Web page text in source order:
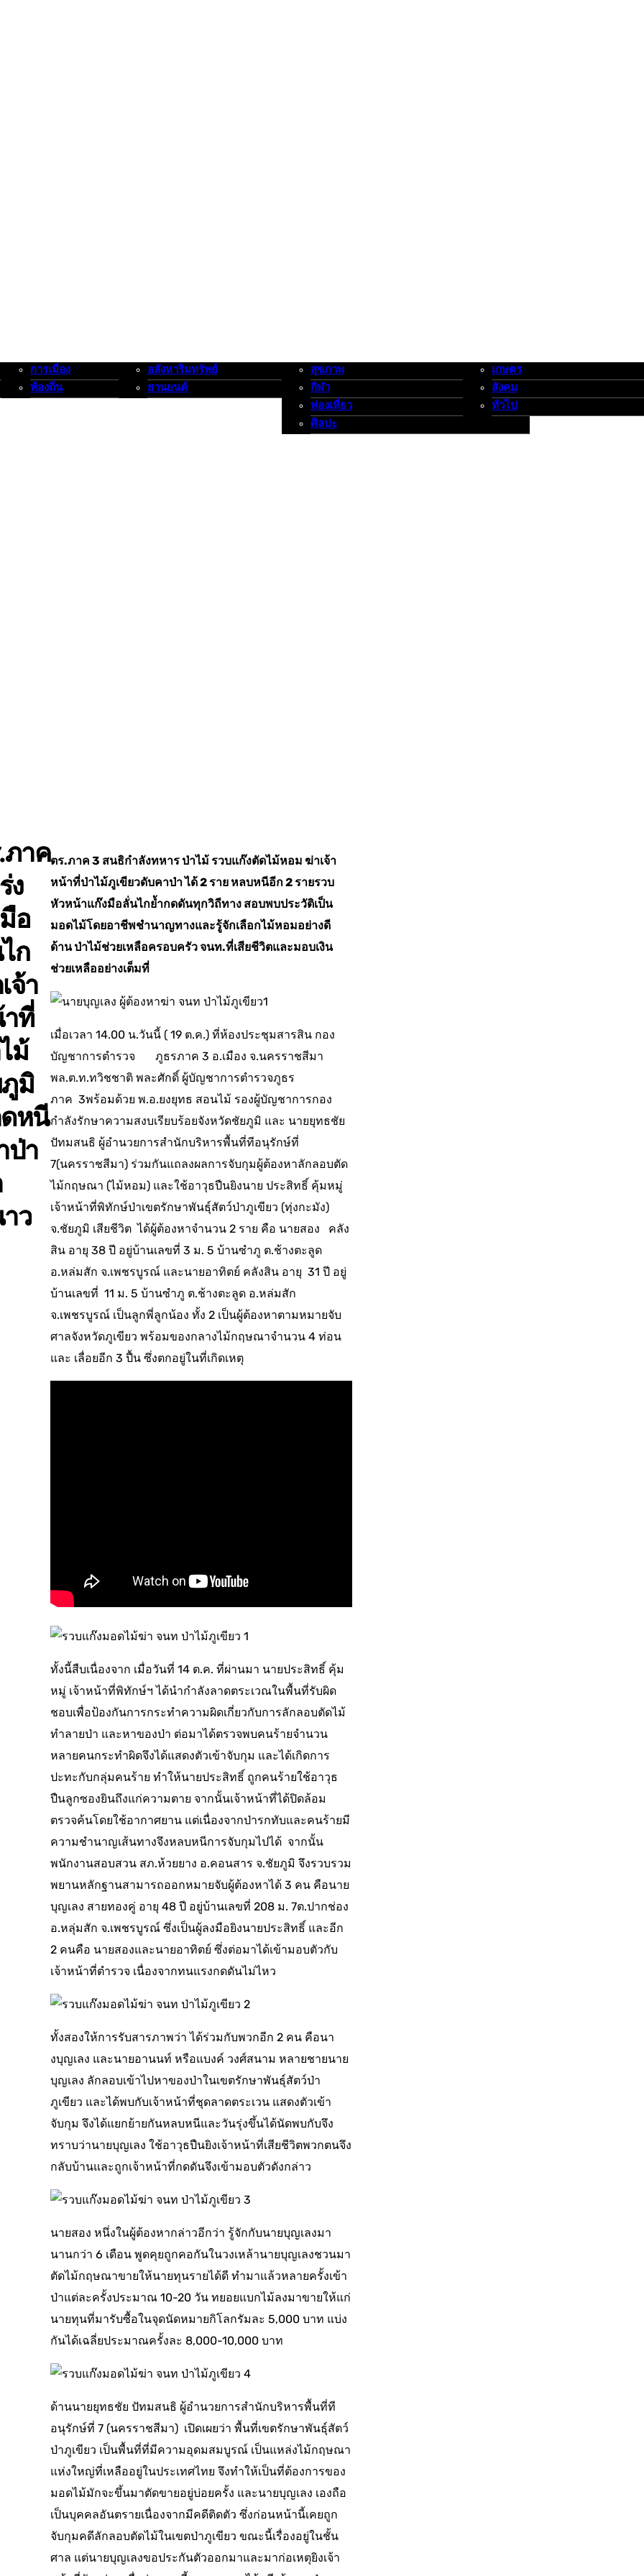
การเมือง-ท้องถิ่น
การเมือง
ท้องถิ่น
อสังหาริมทรัพย์-ยานยนต์
อสังหาริมทรัพย์
ยานยนต์
สุขภาพ-กีฬาท่องเที่ยว-ศิลปะ
สุขภาพ
กีฬา
ท่องเที่ยว
ศิลปะ
เกษตร-สังคม-ทั่วไป
เกษตร
สังคม
ทั่วไป
ภาค
ง
อ
ก
จ้า
ที่
ม้
มิ
หนี
ป่า
ว
ตร.ภาค 3 สนธิกำลังทหาร ป่าไม้ รวบแก๊งตัดไม้หอม ฆ่าเจ้า
หน้าที่ป่าไม้ภูเขียวดับคาป่า ได้ 2 ราย หลบหนีอีก 2 รายรวบ
หัวหน้าแก๊งมือลั่นไกย้ำกดดันทุกวิถีทาง สอบพบประวัติเป็น
มอดไม้โดยอาชีพชำนาญทางและรู้จักเลือกไม้หอมอย่างดี
ด้าน ป่าไม้ช่วยเหลือครอบครัว จนท.ที่เสียชีวิตและมอบเงิน
ช่วยเหลืออย่างเต็มที่
เมื่อเวลา 14.00 น.วันนี้ ( 19 ต.ค.) ที่ห้องประชุมสารสิน กอง
บัญชาการตำรวจ ภูธรภาค 3 อ.เมือง จ.นครราชสีมา
พล.ต.ท.ทวิชชาติ พละศักดิ์ ผู้บัญชาการตำรวจภูธร
ภาค 3พร้อมด้วย พ.อ.ยงยุทธ สอนไม้ รองผู้บัญชาการกอง
กำลังรักษาความสงบเรียบร้อยจังหวัดชัยภูมิ และ นายยุทธชัย
ปัทมสนธิ ผู้อำนวยการสำนักบริหารพื้นที่ทีอนุรักษ์ที่
7(นครราชสีมา) ร่วมกันแถลงผลการจับกุมผู้ต้องหาลักลอบตัด
ไม้กฤษณา (ไม้หอม) และใช้อาวุธปืนยิงนาย ประสิทธิ์ คุ้มหมู่
เจ้าหน้าที่พิทักษ์ป่าเขตรักษาพันธุ์สัตว์ป่าภูเขียว (ทุ่งกะมัง)
จ.ชัยภูมิ เสียชีวิต ได้ผู้ต้องหาจำนวน 2 ราย คือ นายสอง คลัง
สิน อายุ 38 ปี อยู่บ้านเลขที่ 3 ม. 5 บ้านซำภู ต.ช้างตะลูด
อ.หล่มสัก จ.เพชรบูรณ์ และนายอาทิตย์ คลังสิน อายุ 31 ปี อยู่
บ้านเลขที่ 11 ม. 5 บ้านซำภู ต.ช้างตะลูด อ.หล่มสัก
จ.เพชรบูรณ์ เป็นลูกพี่ลูกน้อง ทั้ง 2 เป็นผู้ต้องหาตามหมายจับ
ศาลจังหวัดภูเขียว พร้อมของกลางไม้กฤษณาจำนวน 4 ท่อน
และ เลื่อยอีก 3 ปื้น ซึ่งตกอยู่ในที่เกิดเหตุ
ทั้งนี้สืบเนื่องจาก เมื่อวันที่ 14 ต.ค. ที่ผ่านมา นายประสิทธิ์ คุ้ม
หมู่ เจ้าหน้าที่พิทักษ์ฯ ได้นำกำลังลาดตระเวณในพื้นที่รับผิด
ชอบเพื่อป้องกันการกระทำความผิดเกี่ยวกับการลักลอบตัดไม้
ทำลายป่า และหาของป่า ต่อมาได้ตรวจพบคนร้ายจำนวน
หลายคนกระทำผิดจึงได้แสดงตัวเข้าจับกุม และได้เกิดการ
ปะทะกับกลุ่มคนร้าย ทำให้นายประสิทธิ์ ถูกคนร้ายใช้อาวุธ
ปืนลูกซองยินถึงแก่ความตาย จากนั้นเจ้าหน้าที่ได้ปิดล้อม
ตรวจค้นโดยใช้อากาศยาน แต่เนื่องจากป่ารกทับและคนร้ายมี
ความชำนาญเส้นทางจึงหลบหนีการจับกุมไปได้ จากนั้น
พนักงานสอบสวน สภ.ห้วยยาง อ.คอนสาร จ.ชัยภูมิ จึงรวบรวม
พยานหลักฐานสามารถออกหมายจับผู้ต้องหาได้ 3 คน คือนาย
บุญเลง สายทองคู่ อายุ 48 ปี อยู่บ้านเลขที่ 208 ม. 7ต.ปากช่อง
อ.หลุ่มสัก จ.เพชรบูรณ์ ซึ่งเป็นผู้ลงมือยิงนายประสิทธิ์ และอีก
2 คนคือ นายสองและนายอาทิตย์ ซึ่งต่อมาได้เข้ามอบตัวกับ
เจ้าหน้าที่ตำรวจ เนื่องจากทนแรงกดดันไม่ไหว
ทั้งสองให้การรับสารภาพว่า ได้ร่วมกับพวกอีก 2 คน คือนา
งบุญเลง และนายอานนท์ หรือแบงค์ วงศ์สนาม หลายชายนาย
บุญเลง ลักลอบเข้าไปหาของป่าในเขตรักษาพันธุ์สัตว์ป่า
ภูเขียว และได้พบกับเจ้าหน้าที่ชุดลาดตระเวน แสดงตัวเข้า
จับกุม จึงได้แยกย้ายกันหลบหนีและวันรุ่งขึ้นได้นัดพบกับจึง
ทราบว่านายบุญเลง ใช้อาวุธปืนยิงเจ้าหน้าที่เสียชีวิตพวกตนจึง
กลับบ้านและถูกเจ้าหน้าที่กดดันจึงเข้ามอบตัวดังกล่าว
นายสอง หนึ่งในผู้ต้องหากล่าวอีกว่า รู้จักกับนายบุญเลงมา
นานกว่า 6 เดือน พูดคุยถูกคอกันในวงเหล้านายบุญเลงชวนมา
ตัดไม้กฤษณาขายให้นายทุนรายได้ดี ทำมาแล้วหลายครั้งเข้า
ป่าแต่ละครั้งประมาณ 10-20 วัน ทยอยแบกไม้ลงมาขายให้แก่
นายทุนที่มารับซื้อในจุดนัดหมายกิโลกรัมละ 5,000 บาท แบ่ง
กันได้เฉลี่ยประมาณครั้งละ 8,000-10,000 บาท
ด้านนายยุทธชัย ปัทมสนธิ ผู้อำนวยการสำนักบริหารพื้นที่ที
อนุรักษ์ที่ 7 (นครราชสีมา) เปิดเผยว่า พื้นที่เขตรักษาพันธุ์สัตว์
ป่าภูเขียว เป็นพื้นที่ที่มีความอุดมสมบูรณ์ เป็นแหล่งไม้กฤษณา
แห่งใหญ่ที่เหลืออยู่ในประเทศไทย จึงทำให้เป็นที่ต้องการของ
มอดไม้มักจะขึ้นมาตัดขายอยู่บ่อยครั้ง และนายบุญเลง เองถือ
เป็นบุคคลอันตรายเนื่องจากมีคดีติดตัว ซึ่งก่อนหน้านี้เคยถูก
จับกุมคดีลักลอบตัดไม้ในเขตป่าภูเขียว ขณะนี้เรื่องอยู่ในชั้น
ศาล แต่นายบุญเลงขอประกันตัวออกมาและมาก่อเหตุยิงเจ้า